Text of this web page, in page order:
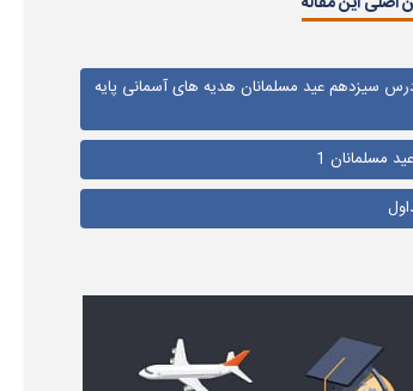
سیزدهم عید مسلمانان هدیه های آسمانی پایه
مسلمانان 1